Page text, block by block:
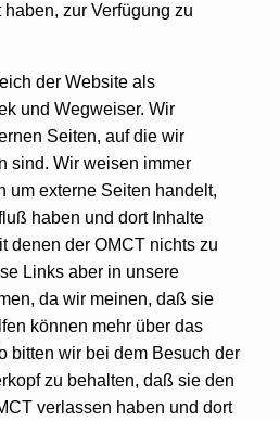
zur Verfügung zu
der Website als
und Wegweiser. Wir
Seiten, auf die wir
sind. Wir weisen immer
um externe Seiten handelt,
haben und dort Inhalte
denen der OMCT nichts zu
Links aber in unsere
da wir meinen, daß sie
können mehr über das
bitten wir bei dem Besuch der
zu behalten, daß sie den
verlassen haben und dort